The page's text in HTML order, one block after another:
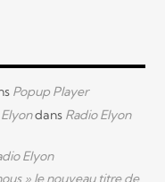
Popup Player
dans Radio Elyon
Elyon
» le nouveau titre de